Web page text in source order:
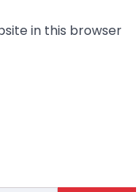
in this browser